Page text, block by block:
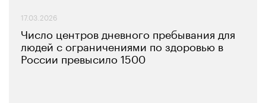
17.03.2026
Число центров дневного пребывания для
людей с ограничениями по здоровью в
России превысило 1500